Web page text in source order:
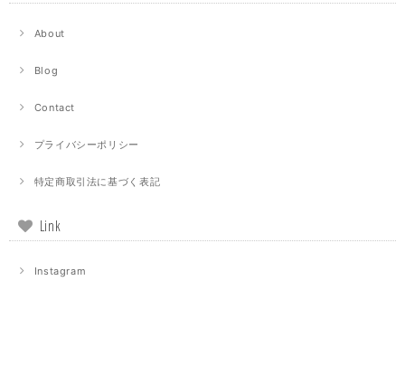
About
Blog
Contact
プライバシーポリシー
特定商取引法に基づく表記
Link
Instagram